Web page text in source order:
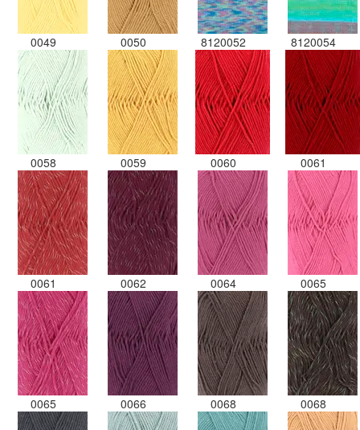
0049 0050 8120052 8120054
0058 0059 0060 0061
0061 0062 0064 0065
0065 0066 0068 0068